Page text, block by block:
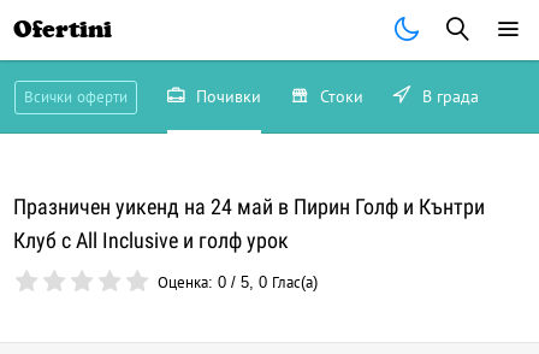
Ofertini
Всички оферти Почивки Стоки В града
Празничен уикенд на 24 май в Пирин Голф и Кънтри
Клуб с All Inclusive и голф урок
Оценка:0 /5,0 Глас(а)